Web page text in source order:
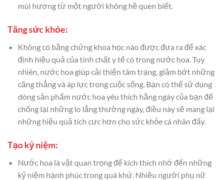
mùi hương từ một người không hề quen biết.
Tăng sức khỏe:
Không có bằng chứng khoa học nào được đưa ra để xác
định hiệu quả của tính chất y tế có trong nước hoa. Tuy
nhiên, nước hoa giúp cải thiện tâm trạng, giảm bớt những
căng thẳng và áp lực trong cuộc sống. Bạn có thể sử dụng
dòng sản phẩm nước hoa yêu thích hằng ngày của bạn để
chống lại những lo lắng thường ngày, điều này sẽ mang lại
những hiệu quả tích cực hơn cho sức khỏe cá nhân đấy.
Tạo kỷ niệm:
Nước hoa là vật quan trọng để kích thích nhớ đến những
kỷ niệm hạnh phúc trong quá khứ. Nhiều người phụ nữ